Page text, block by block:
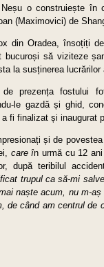
o construiește în
(Maximovici) de
din Oradea, însoțiți
bucuroși să viziteze
la susținerea
de prezența fostului
le gazdă și ghid,
fi finalizat și inaugurat
și de
care în urmă cu 12
după teribilul
trupul ca să-mi
naște acum, nu m-
de când am centrul de